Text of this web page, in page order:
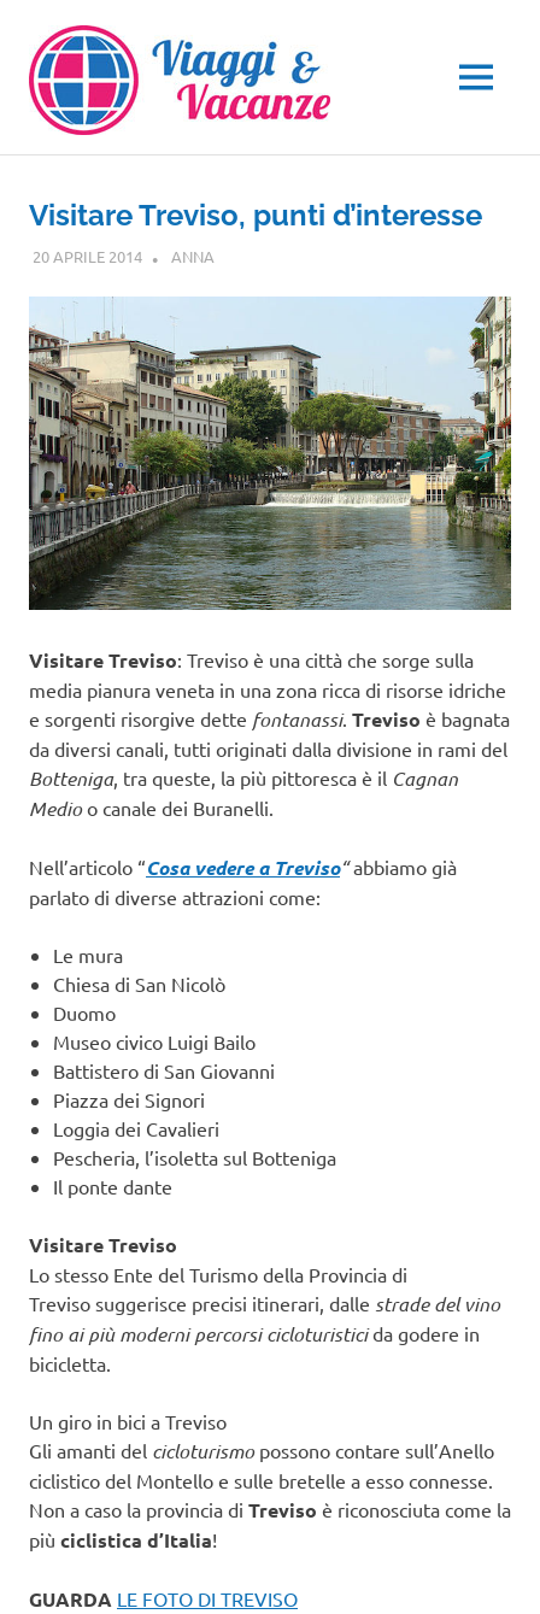
contenuto
MENU
Visitare Treviso, punti d’interesse
20 APRILE 2014 ANNA
Visitare Treviso: Treviso è una città che sorge sulla
media pianura veneta in una zona ricca di risorse idriche
e sorgenti risorgive dette fontanassi. Treviso è bagnata
da diversi canali, tutti originati dalla divisione in rami del
Botteniga, tra queste, la più pittoresca è il Cagnan
Medioo canale dei Buranelli.
Nell’articolo “Cosa vedere a Treviso“abbiamo già
parlato di diverse attrazioni come:
Le mura
Chiesa di San Nicolò
Duomo
Museo civico Luigi Bailo
Battistero di San Giovanni
Piazza dei Signori
Loggia dei Cavalieri
Pescheria, l’isoletta sul Botteniga
Il ponte dante
Visitare Treviso
Lo stesso Ente del Turismo della Provincia di
Treviso suggerisce precisi itinerari, dalle strade del vino
fino ai più moderni percorsi cicloturisticida godere in
bicicletta.
Un giro in bici a Treviso
Gli amanti del cicloturismo possono contare sull’Anello
ciclistico del Montello e sulle bretelle a esso connesse.
Non a caso la provincia di Treviso è riconosciuta come la
più ciclistica d’Italia!
GUARDA LE FOTO DI TREVISO